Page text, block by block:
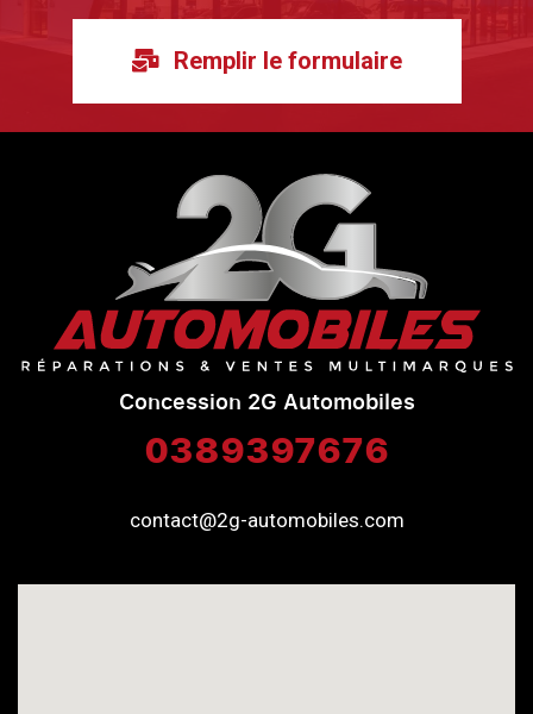
Remplir le formulaire
Concession 2G Automobiles
0389397676
contact@2g-automobiles.com